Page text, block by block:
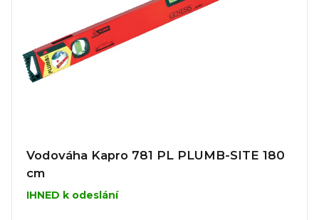
Vodováha Kapro 781 PL PLUMB-SITE 180
cm
IHNED k odeslání